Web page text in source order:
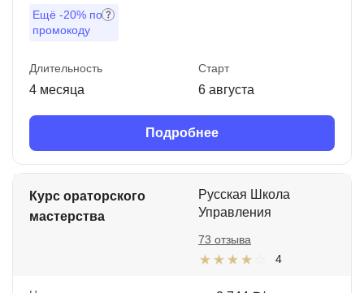
Ещё -20% по
промокоду
Длительность
4 месяца
Старт
6 августа
Подробнее
Курс ораторского
мастерства
Русская Школа
Управления
4
73 отзыва